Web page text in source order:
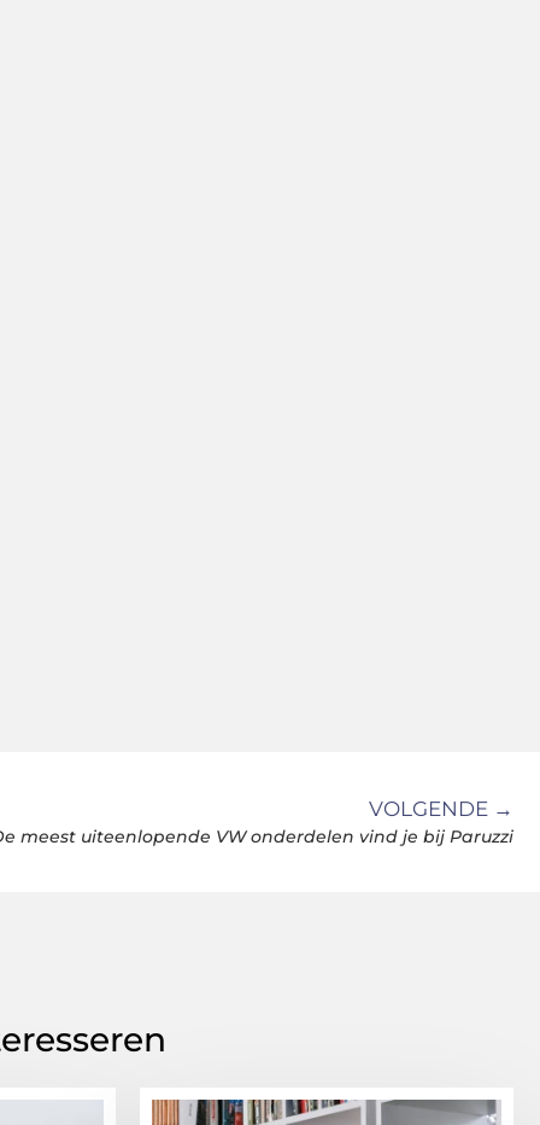
VOLGENDE →
meest uiteenlopende VW onderdelen vind je bij Paruzzi